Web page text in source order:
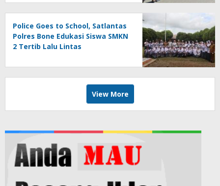
Police Goes to School, Satlantas
Polres Bone Edukasi Siswa SMKN
2 Tertib Lalu Lintas
View More